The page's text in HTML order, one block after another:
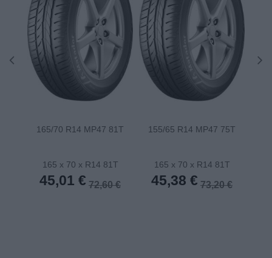
165/70 R14 MP47 81T
165 x 70 x R14 81T
45,01 € 72,60 €
155/65 R14 MP47 75T
165 x 70 x R14 81T
45,38 € 73,20 €